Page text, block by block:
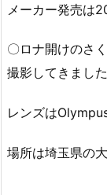
メーカー発売は
〇ロナ開けのさ
撮影してきました
レンズは
場所は埼玉県の